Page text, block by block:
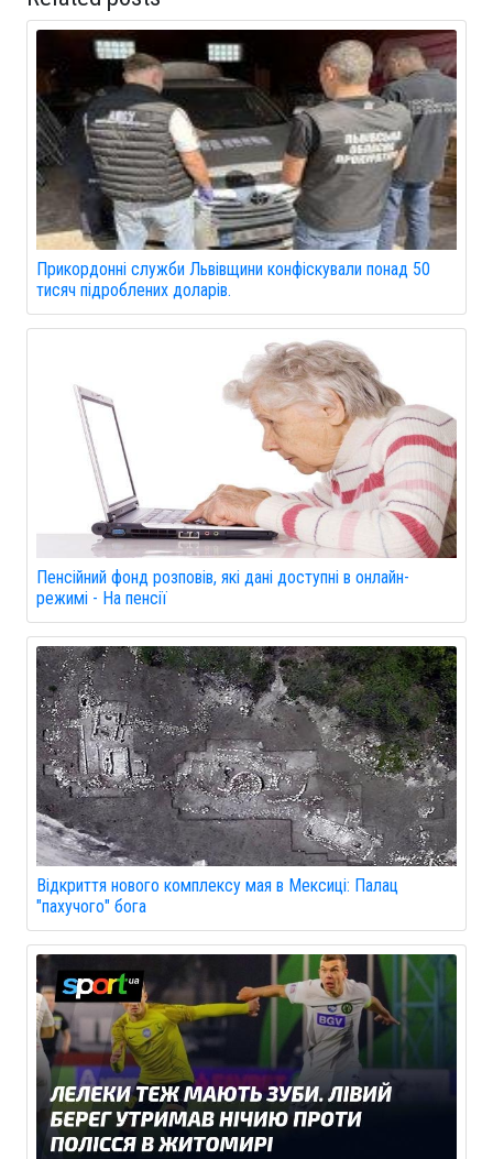
Прикордонні служби Львівщини конфіскували понад 50
тисяч підроблених доларів.
Пенсійний фонд розповів, які дані доступні в онлайн-
режимі - На пенсії
Відкриття нового комплексу мая в Мексиці: Палац
"пахучого" бога